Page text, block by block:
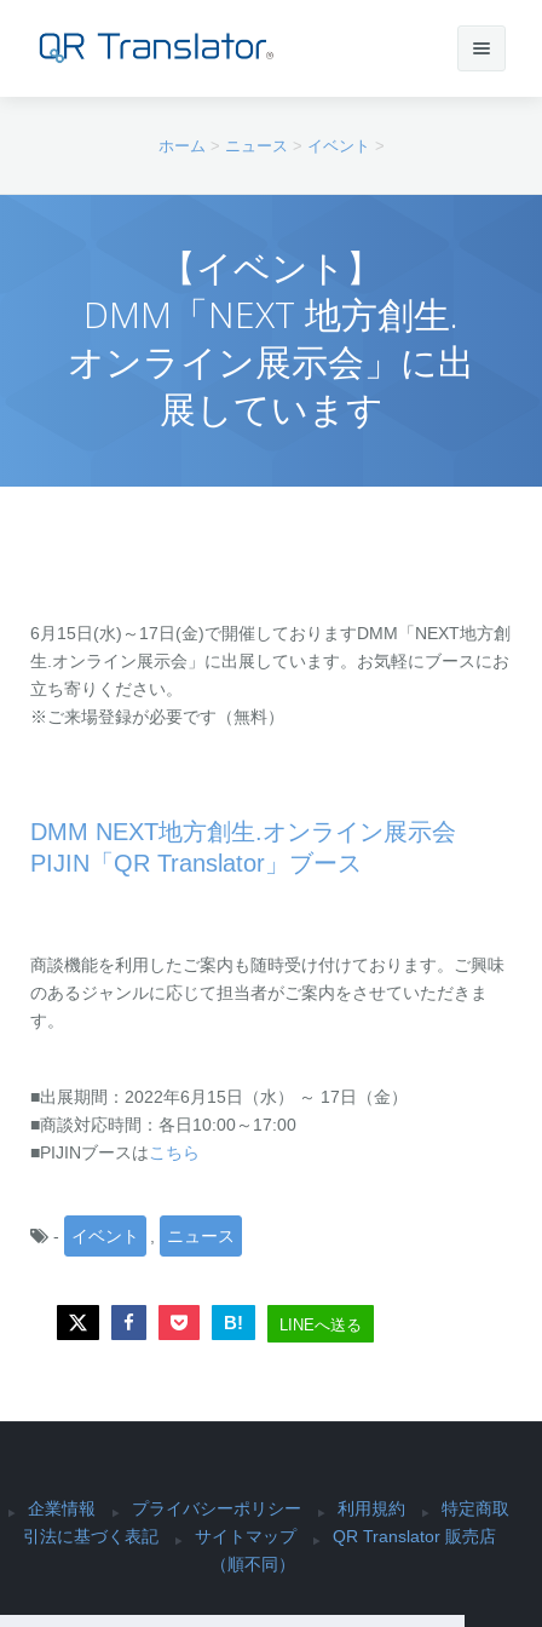
サインイン
QR Translatorについて
機能
ブログ
Q&A
English
ホーム > ニュース > イベント >
【イベント】
DMM「NEXT 地方創生.
オンライン展示会」に出
展しています
6月15日(水)～17日(金)で開催しておりますDMM「NEXT地方創
生.オンライン展示会」に出展しています。お気軽にブースにお
立ち寄りください。
※ご来場登録が必要です（無料）
DMM NEXT地方創生.オンライン展示会
PIJIN「QR Translator」ブース
商談機能を利用したご案内も随時受け付けております。ご興味
のあるジャンルに応じて担当者がご案内をさせていただきま
す。
■出展期間：2022年6月15日（水） ～ 17日（金）
■商談対応時間：各日10:00～17:00
■PIJINブースはこちら
- イベント ニュース
B! LINEへ送る
企業情報 プライバシーポリシー 利用規約
特定商取
引法に基づく表記
サイトマップ
QR Translator 販売店
（順不同）